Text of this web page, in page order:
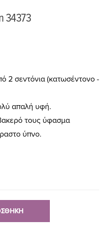
34373
2 σεντόνια (κατωσέντονο -
απαλή υφή.
τους ύφασμα
ύπνο.